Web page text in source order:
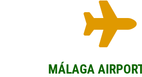

MÁLAGA